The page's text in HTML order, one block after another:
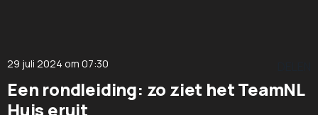
29 juli 2024 om 07:30
Een rondleiding: zo ziet het TeamNL
Huis eruit